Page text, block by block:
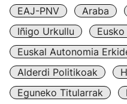
EAJ-PNV
Araba
Iñigo Urkullu
Euskal Autonomia
Alderdi Politikoak
Eguneko Titularrak